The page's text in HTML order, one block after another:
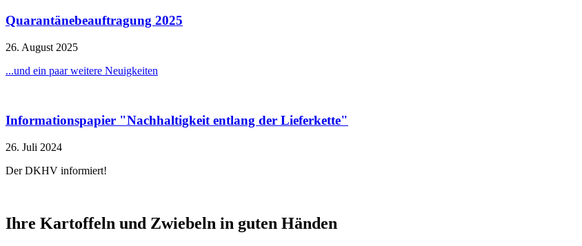
Quarantänebeauftragung 2025
26. August 2025
...und ein paar weitere Neuigkeiten
Informationspapier "Nachhaltigkeit entlang der Lieferkette"
26. Juli 2024
Der DKHV informiert!
Ihre Kartoffeln und Zwiebeln in guten Händen